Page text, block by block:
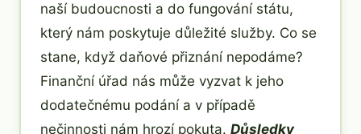
naší budoucnosti a do fungování státu,
který nám poskytuje důležité služby. Co se
stane, když daňové přiznání nepodáme?
Finanční úřad nás může vyzvat k jeho
dodatečnému podání a v případě
nečinnosti nám hrozí pokuta. Důsledky